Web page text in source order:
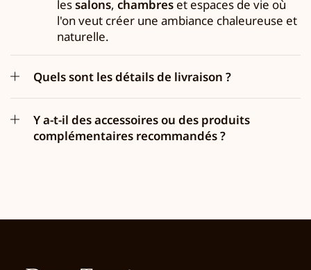
lessalons, chambreset espaces de vie où
l'on veut créer une ambiance chaleureuse et
naturelle.
Quels sont les détails de livraison ?
Y a-t-il des accessoires ou des produits
complémentaires recommandés ?